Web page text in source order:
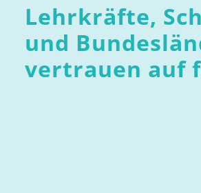
Lehrkräfte,
und
vertrauen auf